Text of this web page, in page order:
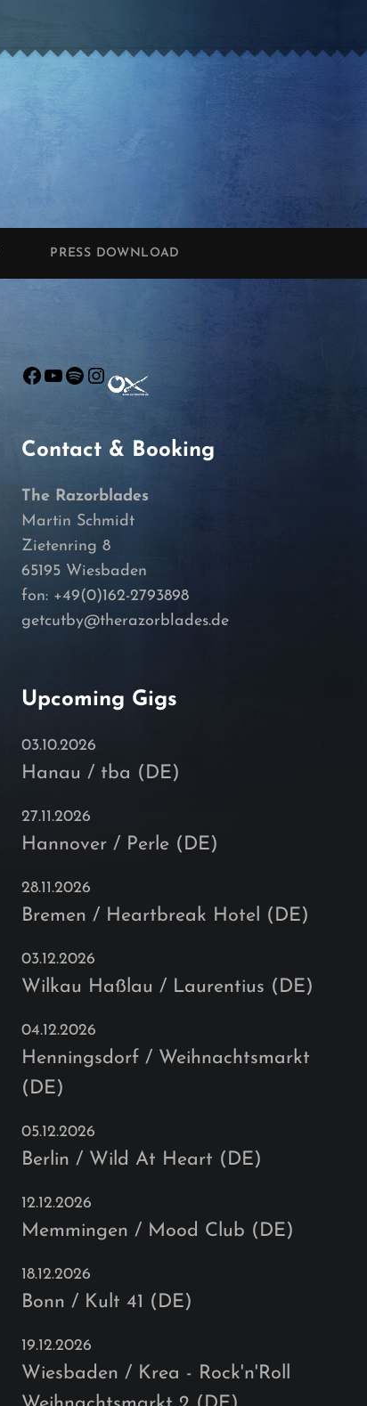
PRESS DOWNLOAD
Facebook
YouTube
Spotify
Instagram
Contact & Booking
The Razorblades
Martin Schmidt
Zietenring 8
65195 Wiesbaden
fon: +49(0)162-2793898
getcutby@therazorblades.de
Upcoming Gigs
03.10.2026
Hanau / tba (DE)
27.11.2026
Hannover / Perle (DE)
28.11.2026
Bremen / Heartbreak Hotel (DE)
03.12.2026
Wilkau Haßlau / Laurentius (DE)
04.12.2026
Henningsdorf / Weihnachtsmarkt
(DE)
05.12.2026
Berlin / Wild At Heart (DE)
12.12.2026
Memmingen / Mood Club (DE)
18.12.2026
Bonn / Kult 41 (DE)
19.12.2026
Wiesbaden / Krea - Rock'n'Roll